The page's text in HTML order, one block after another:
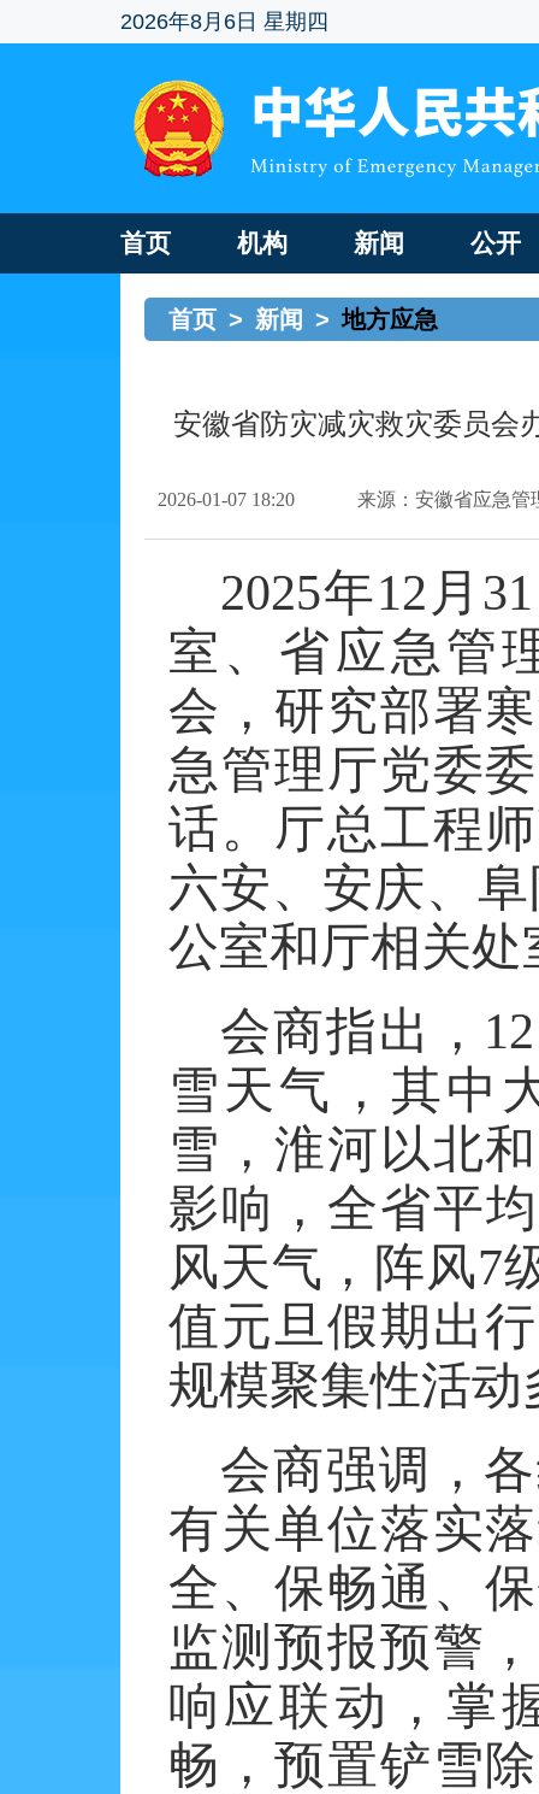
2026年8月6日 星期四
首页 机构 新闻 公开
首页 > 新闻 > 地方应急
安徽省防灾减灾救灾委员会
2026-01-07 18:20 来源：安徽省应急管
2025年12 月 31
室、省应急管
会，研究部署
急管理厅党委
话。厅总工程
六安、安庆、
公室和厅相关
会商指出， 12
雪天气，其中
雪，淮河以北
影响，全省平
风天气，阵风7
值元旦假期出
规模聚集性活
会商强调，
有关单位落实
全、保畅通、
监测预报预警
响应联动，掌
畅，预置铲雪